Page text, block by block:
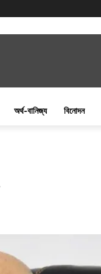
অর্থ-বানিজ্য বিনোদন